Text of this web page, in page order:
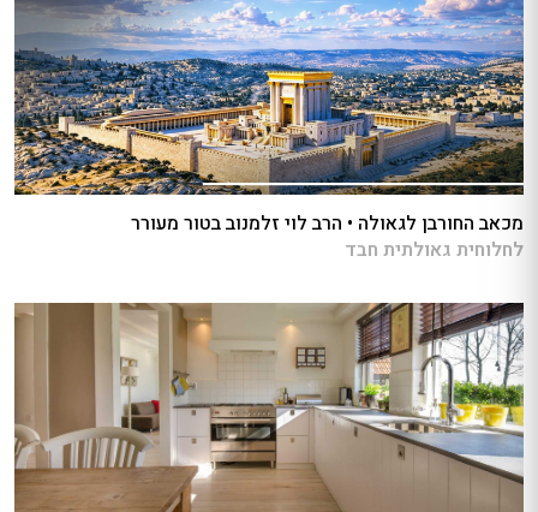
מכאב החורבן לגאולה • הרב לוי זלמנוב בטור מעורר
לחלוחית גאולתית חבד